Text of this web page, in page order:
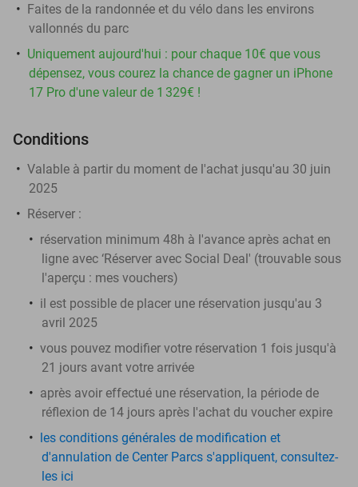
Faites de la randonnée et du vélo dans les environs
vallonnés du parc
Uniquement aujourd'hui : pour chaque 10€ que vous
dépensez, vous courez la chance de gagner un iPhone
17 Pro d'une valeur de 1 329€ !
Conditions
Valable à partir du moment de l'achat jusqu'au 30 juin
2025
Réserver :
réservation minimum 48h à l'avance après achat en
ligne avec ‘Réserver avec Social Deal' (trouvable sous
l'aperçu : mes vouchers)
il est possible de placer une réservation jusqu'au 3
avril 2025
vous pouvez modifier votre réservation 1 fois jusqu'à
21 jours avant votre arrivée
après avoir effectué une réservation, la période de
réflexion de 14 jours après l'achat du voucher expire
les conditions générales de modification et
d'annulation de Center Parcs s'appliquent, consultez-
les ici